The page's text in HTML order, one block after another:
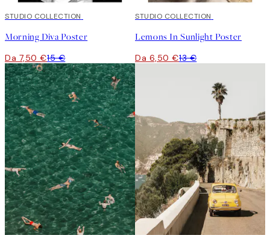
50%*
STUDIO COLLECTION
Morning Diva Poster
Da 7,50 €15 €
50%*
STUDIO COLLECTION
Lemons In Sunlight Poster
Da 6,50 €13 €